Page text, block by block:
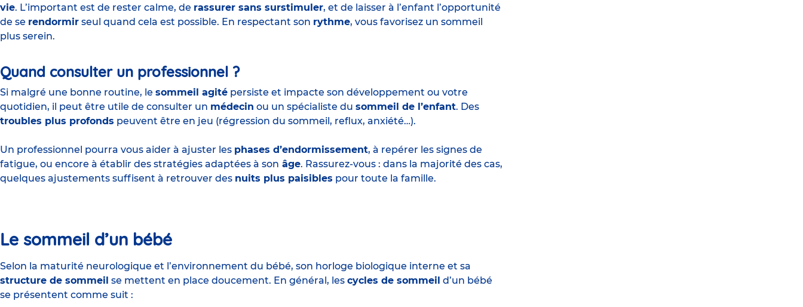
vie. L’important est de rester calme, de rassurer sans surstimuler, et de laisser à l’enfant l’opportunité
de se rendormir seul quand cela est possible. En respectant son rythme, vous favorisez un sommeil
plus serein.
Quand consulter un professionnel ?
Si malgré une bonne routine, le sommeil agité persiste et impacte son développement ou votre
quotidien, il peut être utile de consulter un médecin ou un spécialiste du sommeil de l’enfant. Des
troubles plus profonds peuvent être en jeu (régression du sommeil, reflux, anxiété…).
Un professionnel pourra vous aider à ajuster les phases d’endormissement, à repérer les signes de
fatigue, ou encore à établir des stratégies adaptées à son âge. Rassurez-vous : dans la majorité des cas,
quelques ajustements suffisent à retrouver des nuits plus paisibles pour toute la famille.
Le sommeil d’un bébé
Selon la maturité neurologique et l’environnement du bébé, son horloge biologique interne et sa
structure de sommeil se mettent en place doucement. En général, les cycles de sommeil d’un bébé
se présentent comme suit :